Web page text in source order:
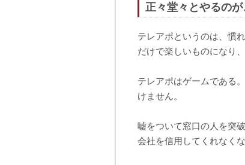
正々堂々とやるの
テレアポというのは、慣
だけで楽しいものになり
テレアポはゲームである
けません。
嘘をついて窓口の人を突
会社を信用してくれなくな